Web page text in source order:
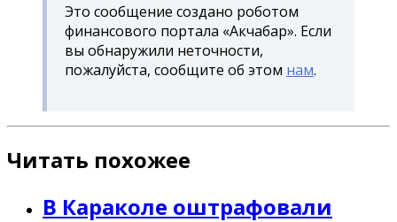
Это сообщение создано роботом
финансового портала «Акчабар». Если
вы обнаружили неточности,
пожалуйста, сообщите об этом нам.
Читать похожее
В Караколе оштрафовали